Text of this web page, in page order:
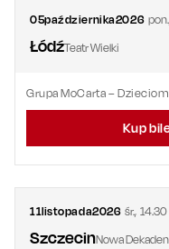
05października2026 pon.
ŁódźTeatr Wielki
Grupa MoCarta – Dzieciom
Kup
11listopada2026 śr.,14.30
SzczecinNowa